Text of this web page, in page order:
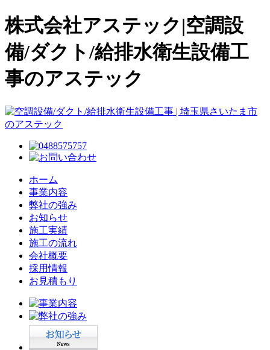
株式会社アステック|空調設
備/ダクト/給排水衛生設備工
事のアステック
ホーム
事業内容
弊社の強み
お知らせ
施工実績
施工の流れ
会社概要
採用情報
お見積もり